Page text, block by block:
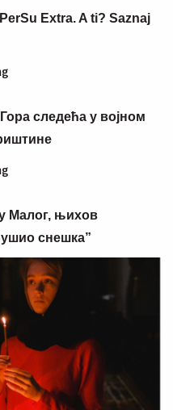
Extra. A ti? Saznaj
следећа у војном
Малог, њихов
снешка”